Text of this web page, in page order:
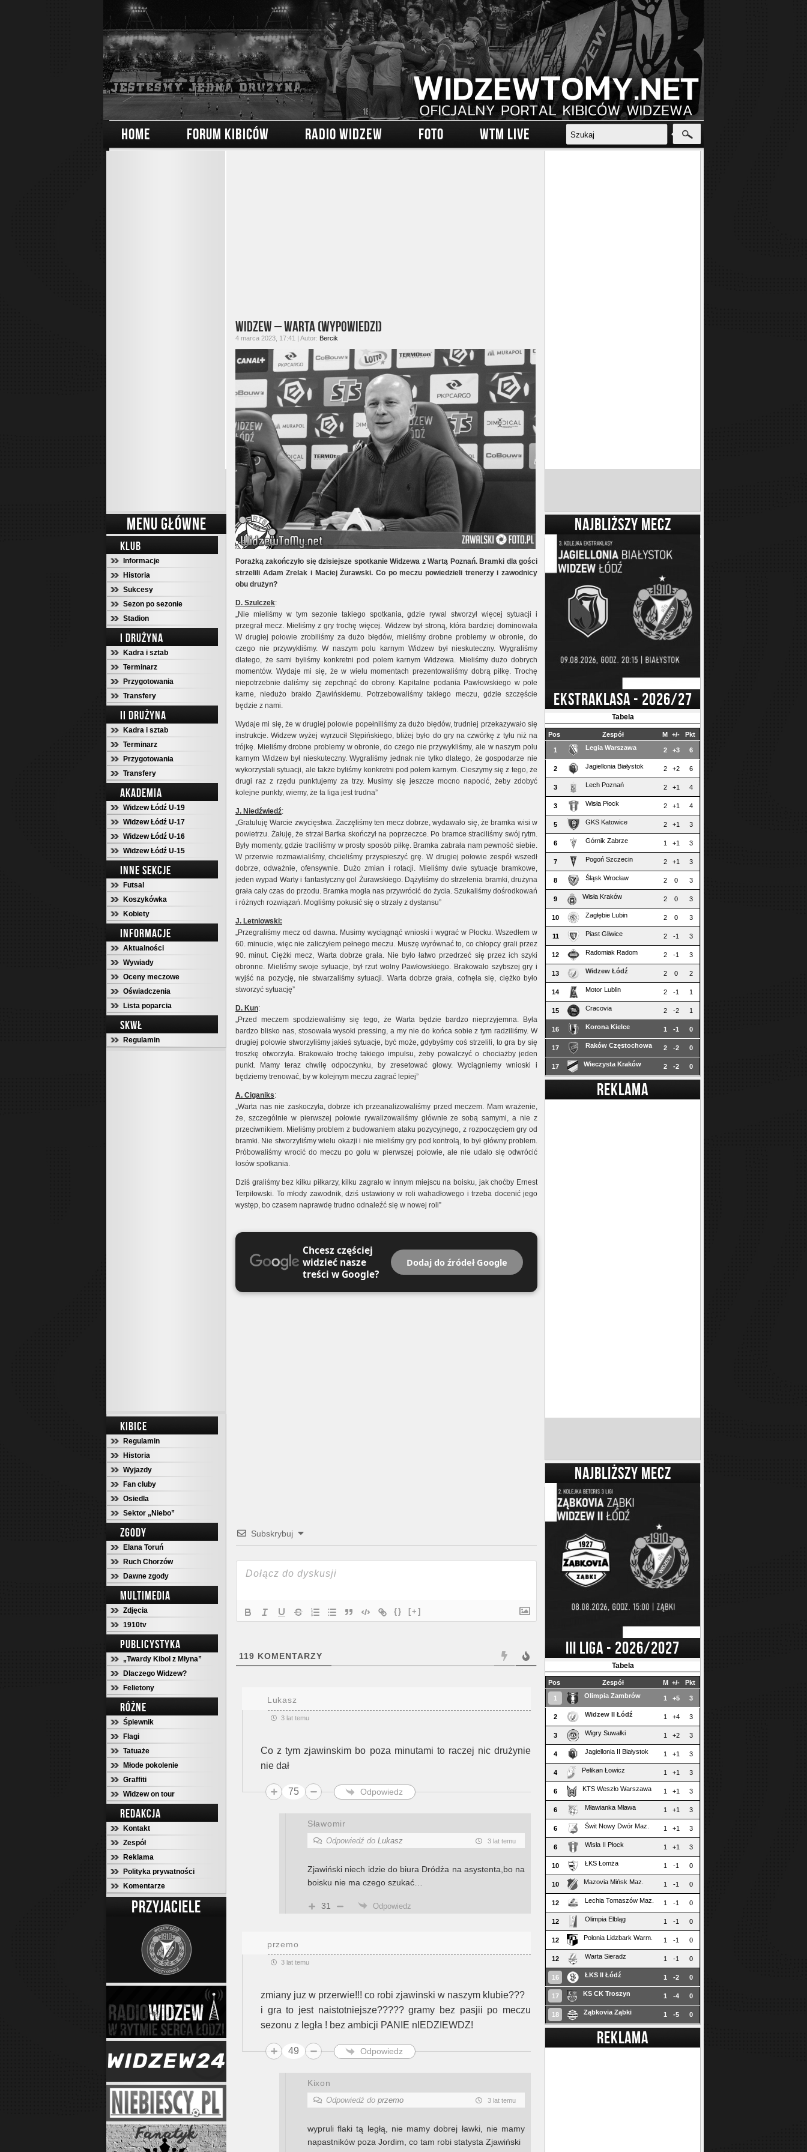
HOME FORUM KIBICÓW RADIO WIDZEW FOTO WTM LIVE
MENU GŁÓWNE
KLUB
Informacje
Historia
Sukcesy
Sezon po sezonie
Stadion
I DRUŻYNA
Kadra i sztab
Terminarz
Przygotowania
Transfery
II DRUŻYNA
Kadra i sztab
Terminarz
Przygotowania
Transfery
AKADEMIA
Widzew Łódź U-19
Widzew Łódź U-17
Widzew Łódź U-16
Widzew Łódź U-15
INNE SEKCJE
Futsal
Koszykówka
Kobiety
INFORMACJE
Aktualności
Wywiady
Oceny meczowe
Oświadczenia
Lista poparcia
SKWŁ
Regulamin
KIBICE
Regulamin
Historia
Wyjazdy
Fan cluby
Osiedla
Sektor „Niebo”
ZGODY
Elana Toruń
Ruch Chorzów
Dawne zgody
MULTIMEDIA
Zdjęcia
1910tv
PUBLICYSTYKA
„Twardy Kibol z Młyna”
Dlaczego Widzew?
Felietony
RÓŻNE
Śpiewnik
Flagi
Tatuaże
Młode pokolenie
Graffiti
Widzew on tour
REDAKCJA
Kontakt
Zespół
Reklama
Polityka prywatności
Komentarze
PRZYJACIELE
Widzew – Warta (wypowiedzi)
4 marca 2023, 17:41 | Autor: Bercik
Porażką zakończyło się dzisiejsze spotkanie Widzewa z Wartą Poznań. Bramki dla gości
strzelili Adam Zrelak i Maciej Żurawski. Co po meczu powiedzieli trenerzy i zawodnicy
obu drużyn?
D. Szulczek:
„Nie mieliśmy w tym sezonie takiego spotkania, gdzie rywal stworzył więcej sytuacji i
przegrał mecz. Mieliśmy z gry trochę więcej. Widzew był stroną, która bardziej dominowała
W drugiej połowie zrobiliśmy za dużo błędów, mieliśmy drobne problemy w obronie, do
czego nie przywykliśmy. W naszym polu karnym Widzew był nieskuteczny. Wygraliśmy
dlatego, że sami byliśmy konkretni pod polem karnym Widzewa. Mieliśmy dużo dobrych
momentów. Wydaje mi się, że w wielu momentach prezentowaliśmy dobrą piłkę. Trochę
niepotrzebnie daliśmy się zepchnąć do obrony. Kapitalne podania Pawłowskiego w pole
karne, niedużo brakło Zjawińskiemu. Potrzebowaliśmy takiego meczu, gdzie szczęście
będzie z nami.
Wydaje mi się, że w drugiej połowie popełniliśmy za dużo błędów, trudniej przekazywało się
instrukcje. Widzew wyżej wyrzucił Stępińskiego, bliżej było do gry na czwórkę z tyłu niż na
trójkę. Mieliśmy drobne problemy w obronie, do czego nie przywykliśmy, ale w naszym polu
karnym Widzew był nieskuteczny. Wygraliśmy jednak nie tylko dlatego, że gospodarze nie
wykorzystali sytuacji, ale także byliśmy konkretni pod polem karnym. Cieszymy się z tego, że
drugi raz z rzędu punktujemy za trzy. Musimy się jeszcze mocno napocić, żeby zdobyć
kolejne punkty, wiemy, że ta liga jest trudna”
J. Niedźwiedź:
„Gratuluję Warcie zwycięstwa. Zaczęliśmy ten mecz dobrze, wydawało się, że bramka wisi w
powietrzu. Żałuję, że strzał Bartka skończył na poprzeczce. Po bramce straciliśmy swój rytm.
Były momenty, gdzie traciliśmy w prosty sposób piłkę. Bramka zabrała nam pewność siebie.
W przerwie rozmawialiśmy, chcieliśmy przyspieszyć grę. W drugiej połowie zespół wszedł
dobrze, odważnie, ofensywnie. Dużo zmian i rotacji. Mieliśmy dwie sytuacje bramkowe,
jeden wypad Warty i fantastyczny gol Żurawskiego. Dążyliśmy do strzelenia bramki, drużyna
grała cały czas do przodu. Bramka mogła nas przywrócić do życia. Szukaliśmy dośrodkowań
i różnych rozwiązań. Mogliśmy pokusić się o strzały z dystansu”
J. Letniowski:
„Przegraliśmy mecz od dawna. Musimy wyciągnąć wnioski i wygrać w Płocku. Wszedłem w
60. minucie, więc nie zaliczyłem pełnego meczu. Muszę wyrównać to, co chłopcy grali przez
90. minut. Ciężki mecz, Warta dobrze grała. Nie było łatwo przedrzeć się przez ich szyki
obronne. Mieliśmy swoje sytuacje, był rzut wolny Pawłowskiego. Brakowało szybszej gry i
wyjść na pozycję, nie stwarzaliśmy sytuacji. Warta dobrze grała, cofnęła się, ciężko było
stworzyć sytuację”
D. Kun:
„Przed meczem spodziewaliśmy się tego, że Warta będzie bardzo nieprzyjemna. Była
bardzo blisko nas, stosowała wysoki pressing, a my nie do końca sobie z tym radziliśmy. W
drugiej połowie stworzyliśmy jakieś sytuacje, być może, gdybyśmy coś strzelili, to gra by się
troszkę otworzyła. Brakowało trochę takiego impulsu, żeby powalczyć o chociażby jeden
punkt. Mamy teraz chwilę odpoczynku, by zresetować głowy. Wyciągniemy wnioski i
będziemy trenować, by w kolejnym meczu zagrać lepiej”
A. Ciganiks:
„Warta nas nie zaskoczyła, dobrze ich przeanalizowaliśmy przed meczem. Mam wrażenie,
że, szczególnie w pierwszej połowie rywalizowaliśmy głównie ze sobą samymi, a nie z
przeciwnikiem. Mieliśmy problem z budowaniem ataku pozycyjnego, z rozpoczęciem gry od
bramki. Nie stworzyliśmy wielu okazji i nie mieliśmy gry pod kontrolą, to był główny problem.
Próbowaliśmy wrocić do meczu po golu w pierwszej połowie, ale nie udało się odwrócić
losów spotkania.
Dziś graliśmy bez kilku piłkarzy, kilku zagrało w innym miejscu na boisku, jak choćby Ernest
Terpiłowski. To młody zawodnik, dziś ustawiony w roli wahadłowego i trzeba docenić jego
występ, bo czasem naprawdę trudno odnaleźć się w nowej roli”
Chcesz częściej
widzieć nasze
treści w Google?
Dodaj do źródeł Google
Subskrybuj
{} [+]
119 KOMENTARZY
Lukasz
3 lat temu
Co z tym zjawinskim bo poza minutami to raczej nic drużynie
nie dał
75 Odpowiedz
Sławomir
Odpowiedź do Lukasz 3 lat temu
Zjawiński niech idzie do biura Dródża na asystenta,bo na
boisku nie ma czego szukać…
31 Odpowiedz
przemo
3 lat temu
zmiany juz w przerwie!!! co robi zjawinski w naszym klubie???
i gra to jest naistotniejsze????? gramy bez pasjii po meczu
sezonu z legła ! bez ambicji PANIE nIEDZIEWDZ!
49 Odpowiedz
Kixon
Odpowiedź do przemo 3 lat temu
wypruli flaki tą ległą, nie mamy dobrej ławki, nie mamy
napastników poza Jordim, co tam robi statysta Zjawiński
NAJBLIŻSZY MECZ
EKSTRAKLASA - 2026/27
Tabela
Pos Zespół M +/- Pkt
1 Legia Warszawa 2 +3 6
2 Jagiellonia Białystok 2 +2 6
3 Lech Poznań 2 +1 4
3 Wisła Płock 2 +1 4
5 GKS Katowice 2 +1 3
6 Górnik Zabrze 1 +1 3
7 Pogoń Szczecin 2 +1 3
8 Śląsk Wrocław 2 0 3
9 Wisła Kraków 2 0 3
10 Zagłębie Lubin 2 0 3
11 Piast Gliwice 2 -1 3
12 Radomiak Radom 2 -1 3
13 Widzew Łódź 2 0 2
14 Motor Lublin 2 -1 1
15 Cracovia 2 -2 1
16 Korona Kielce 1 -1 0
17 Raków Częstochowa 2 -2 0
17 Wieczysta Kraków 2 -2 0
REKLAMA
NAJBLIŻSZY MECZ
III LIGA - 2026/2027
Tabela
Pos Zespół M +/- Pkt
1 Olimpia Zambrów 1 +5 3
2 Widzew II Łódź 1 +4 3
3 Wigry Suwałki 1 +2 3
4 Jagiellonia II Białystok 1 +1 3
4 Pelikan Łowicz 1 +1 3
6 KTS Weszło Warszawa 1 +1 3
6 Mławianka Mława 1 +1 3
6 Świt Nowy Dwór Maz. 1 +1 3
6 Wisła II Płock 1 +1 3
10 ŁKS Łomża 1 -1 0
10 Mazovia Mińsk Maz. 1 -1 0
12 Lechia Tomaszów Maz. 1 -1 0
12 Olimpia Elbląg 1 -1 0
12 Polonia Lidzbark Warm. 1 -1 0
12 Warta Sieradz 1 -1 0
16 ŁKS II Łódź 1 -2 0
17 KS CK Troszyn 1 -4 0
18 Ząbkovia Ząbki 1 -5 0
REKLAMA